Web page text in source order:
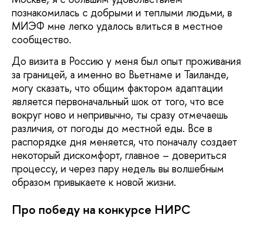
познакомилась с добрыми и теплыми людьми, в
МИЭФ мне легко удалось влиться в местное
сообщество.
До визита в Россию у меня был опыт проживания
за границей, а именно во Вьетнаме и Таиланде,
могу сказать, что общим фактором адаптации
является первоначальный шок от того, что все
вокруг ново и непривычно, ты сразу отмечаешь
различия, от погоды до местной еды. Все в
распорядке дня меняется, что поначалу создает
некоторый дискомфорт, главное – довериться
процессу, и через пару недель вы волшебным
образом привыкаете к новой жизни.
Про победу на конкурсе НИРС